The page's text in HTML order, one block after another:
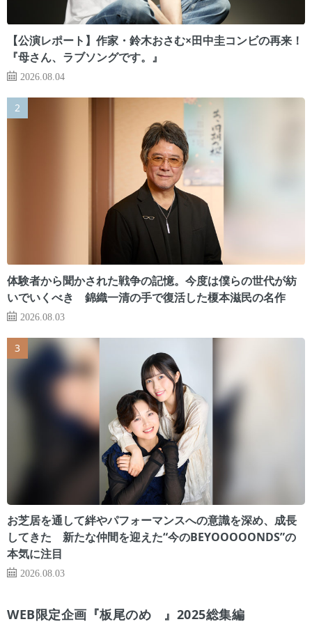
【公演レポート】作家・鈴木おさむ×田中圭コンビの再来！
『母さん、ラブソングです。』
2026.08.04
体験者から聞かされた戦争の記憶。今度は僕らの世代が紡
いでいくべき 錦織一清の手で復活した榎本滋民の名作
2026.08.03
お芝居を通して絆やパフォーマンスへの意識を深め、成長
してきた 新たな仲間を迎えた“今のBEYOOOOONDS”の
本気に注目
2026.08.03
WEB限定企画『板尾のめ゙』2025総集編